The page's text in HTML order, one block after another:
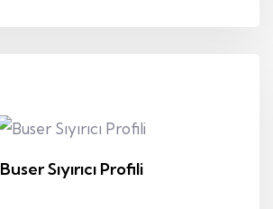
Buser Sıyırıcı Profili